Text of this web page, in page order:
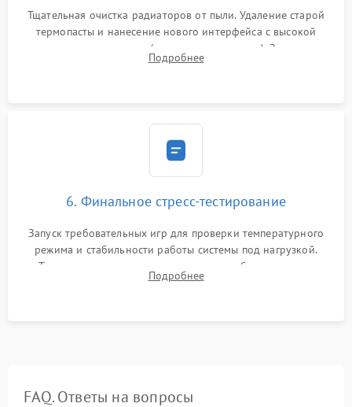
Тщательная очистка радиаторов от пыли. Удаление старой
термопасты и нанесение нового интерфейса с высокой
теплопроводностью (или жидкого металла). Замена
термопрокладок. Аккуратная сборка консоли и подключение
Подробнее
6. Финальное стресс-тестирование
Запуск требовательных игр для проверки температурного
режима и стабильности работы системы под нагрузкой.
Тестирование привода, синхронизации беспроводных
геймпадов, выхода в сеть и выдачи изображения без
Подробнее
FAQ. Ответы на вопросы